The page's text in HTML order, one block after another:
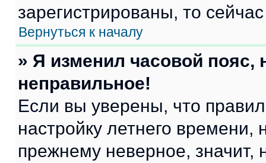
зарегистрированы, то
Вернуться к началу
» Я изменил часовой пояс,
неправильное!
Если вы уверены, что
настройку летнего
прежнему неверное, значит,